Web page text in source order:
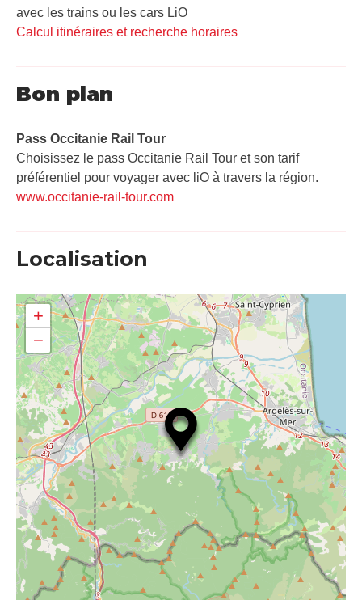
avec les trains ou les cars LiO
Calcul itinéraires et recherche horaires
Bon plan
Pass Occitanie Rail Tour​
Choisissez le pass Occitanie Rail Tour et son tarif
préférentiel pour voyager avec liO à travers la région.
www.occitanie-rail-tour.com
Localisation
+
−